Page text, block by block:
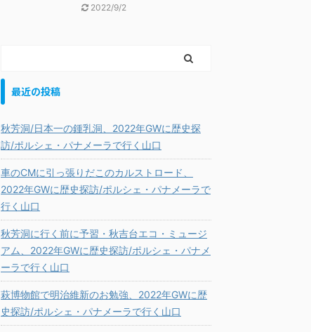
2022/9/2
最近の投稿
秋芳洞/日本一の鍾乳洞、2022年GWに歴史探
訪/ポルシェ・パナメーラで行く山口
車のCMに引っ張りだこのカルストロード、
2022年GWに歴史探訪/ポルシェ・パナメーラで
行く山口
秋芳洞に行く前に予習・秋吉台エコ・ミュージ
アム、2022年GWに歴史探訪/ポルシェ・パナメ
ーラで行く山口
萩博物館で明治維新のお勉強、2022年GWに歴
史探訪/ポルシェ・パナメーラで行く山口